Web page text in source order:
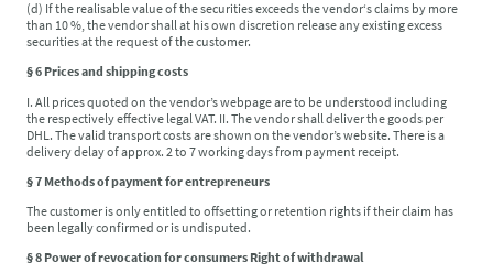
(d) If the realisable value of the securities exceeds the vendor‘s claims by more
than 10 %, the vendor shall at his own discretion release any existing excess
securities at the request of the customer.
§ 6 Prices and shipping costs
I. All prices quoted on the vendor’s webpage are to be understood including
the respectively effective legal VAT. II. The vendor shall deliver the goods per
DHL. The valid transport costs are shown on the vendor’s website. There is a
delivery delay of approx. 2 to 7 working days from payment receipt.
§ 7 Methods of payment for entrepreneurs
The customer is only entitled to offsetting or retention rights if their claim has
been legally confirmed or is undisputed.
§ 8 Power of revocation for consumers Right of withdrawal